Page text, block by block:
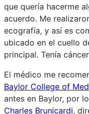
que quería hacerme
acuerdo. Me
ecografía, y así es
ubicado en el cuello
principal. Tenía
El médico me
Baylor College of
antes en Baylor, por
Charles Brunicardi,